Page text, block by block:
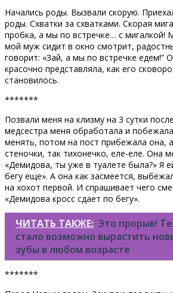
Начались роды. Вызвали скорую.
роды. Схватки за схватками. Скорая
пробка, а мы по встречке… с мигалкой!
мой муж сидит в окно смотрит,
говорит: «Зай, а мы по встречке едем!”
красочно представляла, как его
становилось.
*******
Позвали меня на клизму на 3 сутки
медсестра меня обработала и
менять, потом на пост прибежала она,
стеночки, так тихонечко, еле-еле. Она
«Демидова, ты уже в туалете была?» Я
бегу еще». А она как засмеется,
на хохот первой. И спрашивает чего
«Демидова кросс сдает по бегу».
ЧИТАТЬ ТАКЖЕ: Это прорыв!
стало возможно вырастить
зубы в любом возрасте
*******